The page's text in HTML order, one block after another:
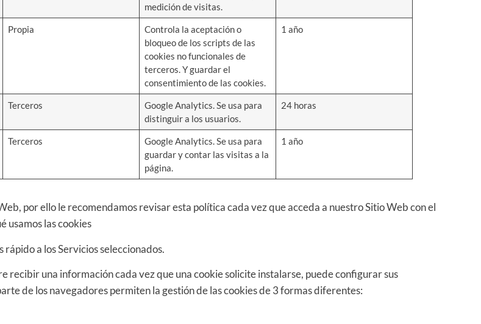
medición de visitas.
Propia
Controla la aceptación o
bloqueo de los scripts de las
cookies no funcionales de
terceros. Y guardar el
consentimiento de las cookies.
1 año
Terceros
Google Analytics. Se usa para
distinguir a los usuarios.
24 horas
Terceros
Google Analytics. Se usa para
guardar y contar las visitas a la
página.
1 año
por ello le recomendamos revisar esta política cada vez que acceda a nuestro Sitio Web con el
usamos las cookies
a los Servicios seleccionados.
recibir una información cada vez que una cookie solicite instalarse, puede configurar sus
de los navegadores permiten la gestión de las cookies de 3 formas diferentes: